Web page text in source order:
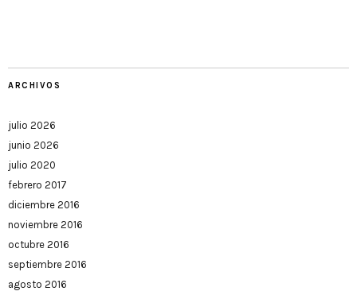
ARCHIVOS
julio 2026
junio 2026
julio 2020
febrero 2017
diciembre 2016
noviembre 2016
octubre 2016
septiembre 2016
agosto 2016